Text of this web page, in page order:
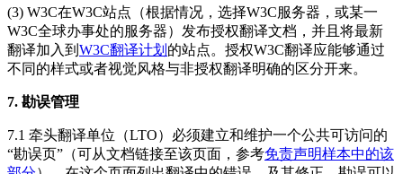
(3) W3C在W3C站点（根据情况，选择W3C服务器，或某一
W3C全球办事处的服务器）发布授权翻译文档，并且将最新
翻译加入到 W3C翻译计划 的站点。授权W3C翻译应能够通过
不同的样式或者视觉风格与非授权翻译明确的区分开来。
7. 勘误管理
7.1 牵头翻译单位（LTO）必须建立和维护一个公共可访问的
“勘误页”（可从文档链接至该页面，参考免责声明样本中的该